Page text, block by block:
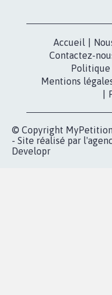
Accueil
Contactez-
Mentions
© Copyright
- Site réalisé par
Developr